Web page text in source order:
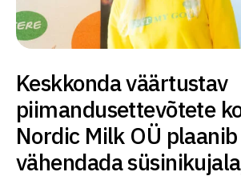
Keskkonda väärtustav
piimandusettevõtete
Nordic Milk OÜ plaanib
vähendada